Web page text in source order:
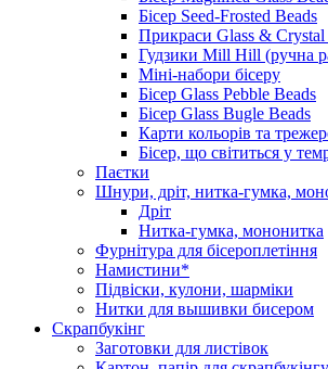
Бісер Seed-Frosted Beads
Прикраси Glass & Crystal
Гудзики Mill Hill (ручна
Міні-набори бісеру
Бісер Glass Pebble Beads
Бісер Glass Bugle Beads
Карти кольорів та
Бісер, що світиться у
Паєтки
Шнури, дріт, нитка-гумка,
Дріт
Нитка-гумка, мононитка
Фурнітура для бісероплетіння
Намистини*
Підвіски, кулони, шарміки
Нитки для вышивки бисером
Скрапбукінг
Заготовки для листівок